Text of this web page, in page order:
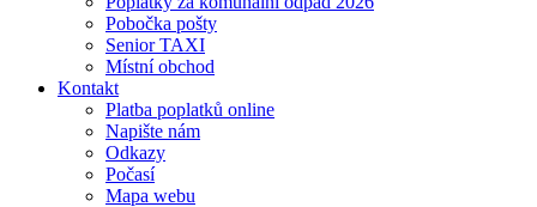
Pobočka pošty
Senior TAXI
Místní obchod
Kontakt
Platba poplatků online
Napište nám
Odkazy
Počasí
Mapa webu